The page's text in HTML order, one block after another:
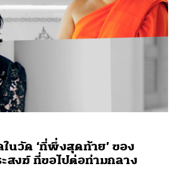
นวัด ‘ที่พึ่งสุดท้าย’ ของ
สงฆ์ ที่ขอไปต่อท่ามกลาง